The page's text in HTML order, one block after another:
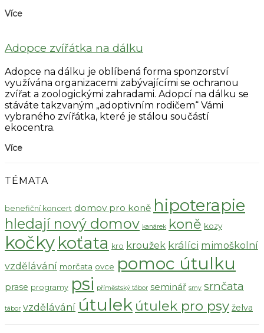
Více
Adopce zvířátka na dálku
Adopce na dálku je oblíbená forma sponzorství
využívána organizacemi zabývajícími se ochranou
zvířat a zoologickými zahradami. Adopcí na dálku se
stáváte takzvaným „adoptivním rodičem“ Vámi
vybraného zvířátka, které je stálou součástí
ekocentra.
Více
TÉMATA
benefiční koncert domov pro koně hipoterapie
hledají nový domov kanárek koně kozy
kočky koťata kro kroužek králíci mimoškolní
vzdělávání morčata ovce pomoc útulku
prase programy psi příměstský tábor seminář srny srnčata
tábor vzdělávání útulek útulek pro psy želva